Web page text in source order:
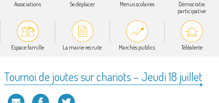
Associations Se déplacer Menus scolaires
Démocratie
participative
Espace famille La mairie recrute Marchés publics Téléalerte
Tournoi de joutes sur chariots – Jeudi 18 juillet